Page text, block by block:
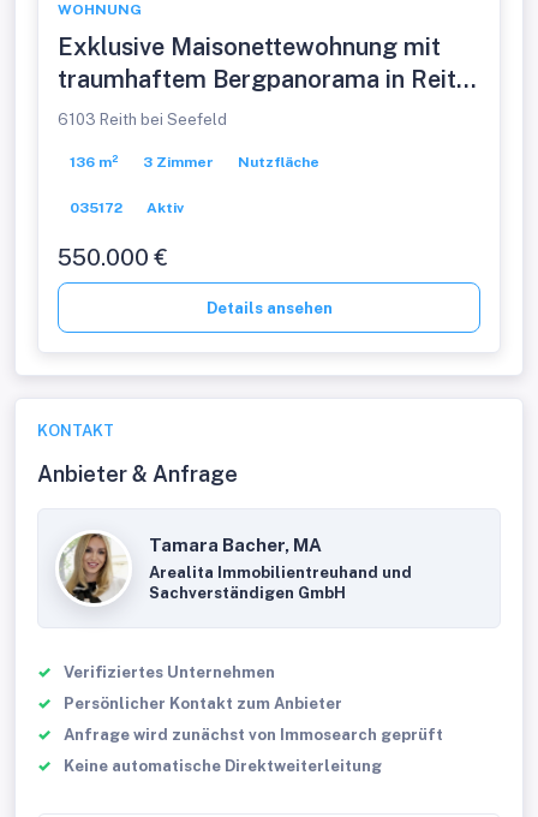
WOHNUNG
Exklusive Maisonettewohnung mit
traumhaftem Bergpanorama in Reith
bei Seefeld
6103 Reith bei Seefeld
136 m² 3 Zimmer Nutzfläche
035172 Aktiv
550.000 €
Details ansehen
KONTAKT
Anbieter & Anfrage
Tamara Bacher, MA
Arealita Immobilientreuhand und
Sachverständigen GmbH
Verifiziertes Unternehmen
Persönlicher Kontakt zum Anbieter
Anfrage wird zunächst von Immosearch geprüft
Keine automatische Direktweiterleitung